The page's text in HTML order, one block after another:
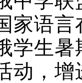
家语
学生
动，